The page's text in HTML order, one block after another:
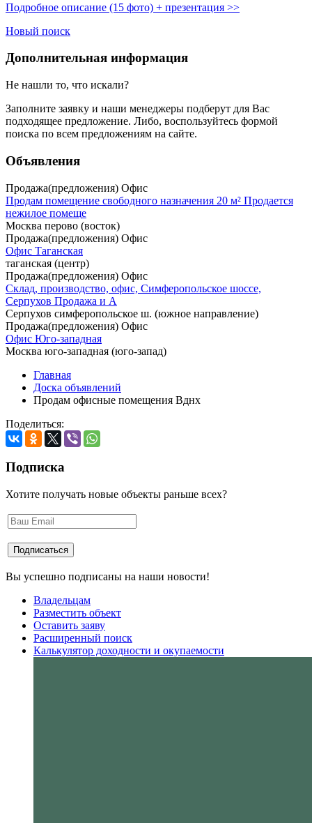
Подробное описание (15 фото) + презентация >>
Новый поиск
Дополнительная информация
Не нашли то, что искали?
Заполните заявку и наши менеджеры подберут для Вас
подходящее предложение. Либо, воспользуйтесь формой
поиска по всем предложениям на сайте.
Объявления
Продажа(предложения) Офис
Продам помещение свободного назначения 20 м² Продается
нежилое помеще
Москва перово (восток)
Продажа(предложения) Офис
Офис Таганская
таганская (центр)
Продажа(предложения) Офис
Склад, производство, офис, Симферопольское шоссе,
Серпухов Продажа и А
Серпухов симферопольское ш. (южное направление)
Продажа(предложения) Офис
Офис Юго-западная
Москва юго-западная (юго-запад)
Главная
Доска объявлений
Продам офисные помещения Вднх
Поделиться:
Подписка
Хотите получать новые объекты раньше всех?
Вы успешно подписаны на наши новости!
Владельцам
Разместить объект
Оставить заяву
Расширенный поиск
Калькулятор доходности и окупаемости